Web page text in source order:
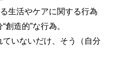
生活やケアに関する行為
造的”な行為。
いないだけ、そう（自分